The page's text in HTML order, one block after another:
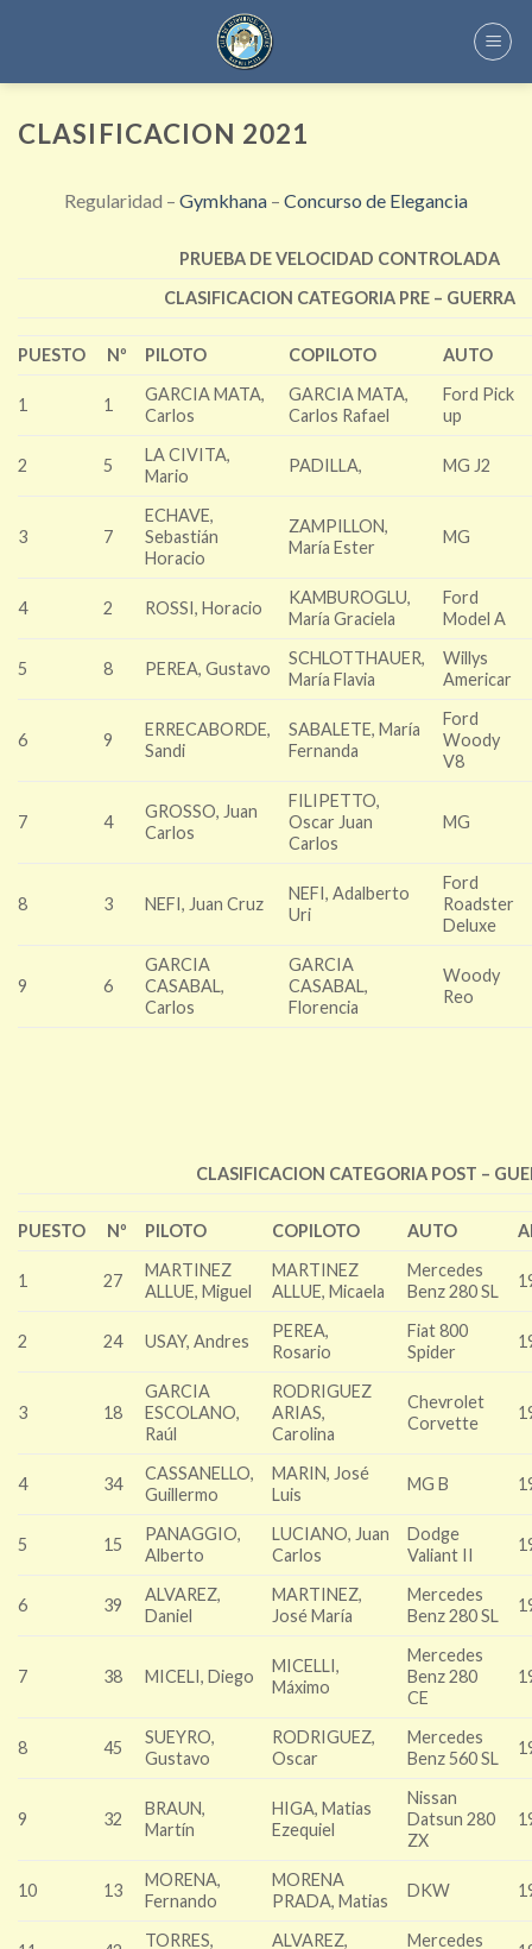
CLASIFICACION 2021
Regularidad – Gymkhana – Concurso de Elegancia
PRUEBA DE VELOCIDAD CONTROLADA
CLASIFICACION CATEGORIA PRE – GUERRA
PUESTO Nº PILOTO COPILOTO AUTO
1 1
GARCIA MATA,
Carlos
GARCIA MATA,
Carlos Rafael
Ford Pick
up
2 5
LA CIVITA,
Mario
PADILLA, MG J2
3 7
ECHAVE,
Sebastián
Horacio
ZAMPILLON,
María Ester
MG
4 2 ROSSI, Horacio
KAMBUROGLU,
María Graciela
Ford
Model A
5 8 PEREA, Gustavo
SCHLOTTHAUER,
María Flavia
Willys
Americar
6 9
ERRECABORDE,
Sandi
SABALETE, María
Fernanda
Ford
Woody
V8
7 4
GROSSO, Juan
Carlos
FILIPETTO,
Oscar Juan
Carlos
MG
8 3 NEFI, Juan Cruz
NEFI, Adalberto
Uri
Ford
Roadster
Deluxe
9 6
GARCIA
CASABAL,
Carlos
GARCIA
CASABAL,
Florencia
Woody
Reo
CLASIFICACION CATEGORIA POST –
PUESTO Nº PILOTO COPILOTO AUTO
1 27
MARTINEZ
ALLUE, Miguel
MARTINEZ
ALLUE, Micaela
Mercedes
Benz 280 SL
2 24 USAY, Andres
PEREA,
Rosario
Fiat 800
Spider
3 18
GARCIA
ESCOLANO,
Raúl
RODRIGUEZ
ARIAS,
Carolina
Chevrolet
Corvette
4 34
CASSANELLO,
Guillermo
MARIN, José
Luis
MG B
5 15
PANAGGIO,
Alberto
LUCIANO, Juan
Carlos
Dodge
Valiant II
6 39
ALVAREZ,
Daniel
MARTINEZ,
José María
Mercedes
Benz 280 SL
7 38 MICELI, Diego
MICELLI,
Máximo
Mercedes
Benz 280
CE
8 45
SUEYRO,
Gustavo
RODRIGUEZ,
Oscar
Mercedes
Benz 560 SL
9 32
BRAUN,
Martín
HIGA, Matias
Ezequiel
Nissan
Datsun 280
ZX
10 13
MORENA,
Fernando
MORENA
PRADA, Matias
DKW
TORRES,
ALVAREZ,
Mercedes